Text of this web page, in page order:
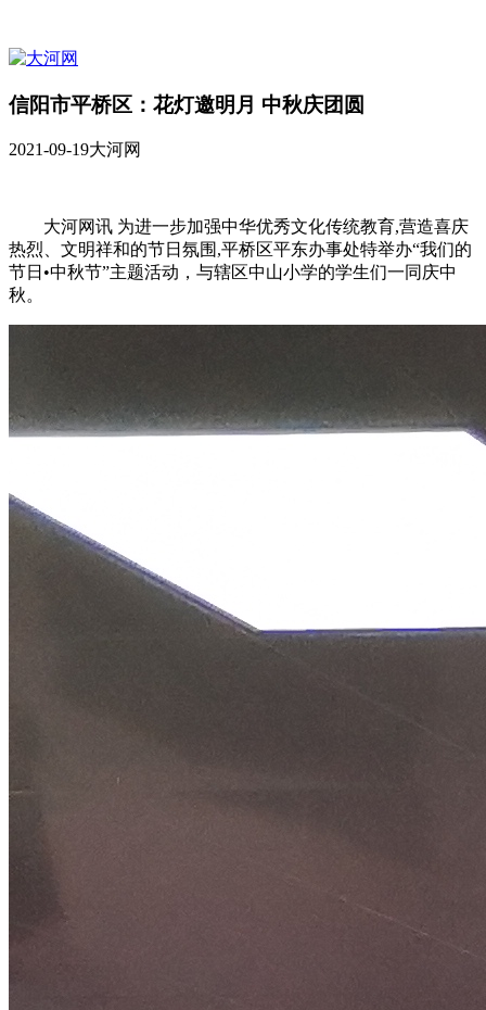
信阳市平桥区：花灯邀明月 中秋庆团圆
2021-09-19大河网
大河网讯 为进一步加强中华优秀文化传统教育,营造喜庆
热烈、文明祥和的节日氛围,平桥区平东办事处特举办“我们的
节日•中秋节”主题活动，与辖区中山小学的学生们一同庆中
秋。